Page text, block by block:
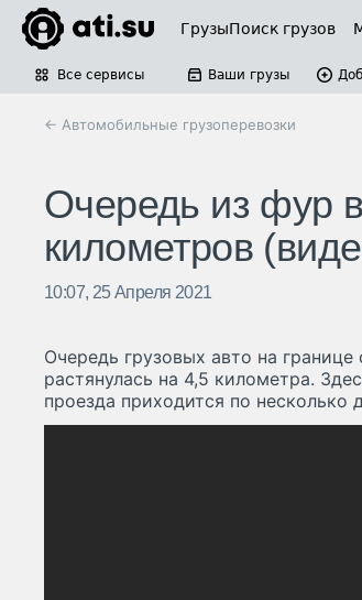
ГрузыПоиск грузов
Все сервисы Ваши грузы
← Автомобильные грузоперевозки
Очередь из фур
километров
10:07, 25 Апреля 2021
Очередь грузовых авто на
растянулась на 4,5 километра.
проезда приходится по несколько